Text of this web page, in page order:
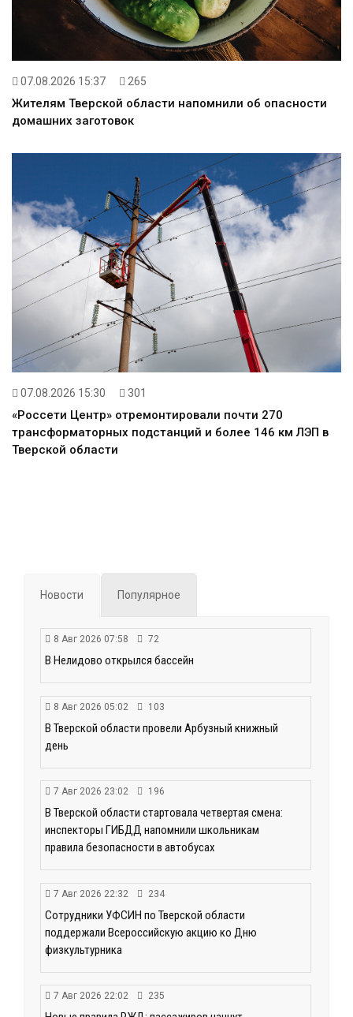
07.08.2026 15:37 265
Жителям Тверской области напомнили об опасности
домашних заготовок
07.08.2026 15:30 301
«Россети Центр» отремонтировали почти 270
трансформаторных подстанций и более 146 км ЛЭП в
Тверской области
Новости Популярное
8 Авг 2026 07:58 72
В Нелидово открылся бассейн
8 Авг 2026 05:02 103
В Тверской области провели Арбузный книжный
день
7 Авг 2026 23:02 196
В Тверской области стартовала четвертая смена:
инспекторы ГИБДД напомнили школьникам
правила безопасности в автобусах
7 Авг 2026 22:32 234
Сотрудники УФСИН по Тверской области
поддержали Всероссийскую акцию ко Дню
физкультурника
7 Авг 2026 22:02 235